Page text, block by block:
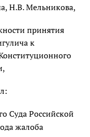
Н.В. Мельникова,
принятия
к
Суда Российской
жалоба